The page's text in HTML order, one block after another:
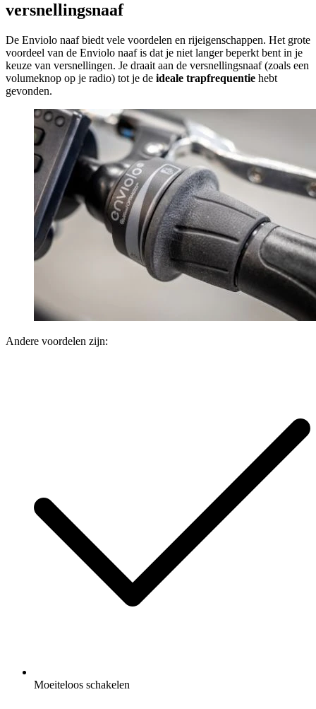
versnellingsnaaf
De Enviolo naaf biedt vele voordelen en rijeigenschappen. Het grote
voordeel van de Enviolo naaf is dat je niet langer beperkt bent in je
keuze van versnellingen. Je draait aan de versnellingsnaaf (zoals een
volumeknop op je radio) tot je de ideale trapfrequentie hebt
gevonden.
Andere voordelen zijn:
Moeiteloos schakelen